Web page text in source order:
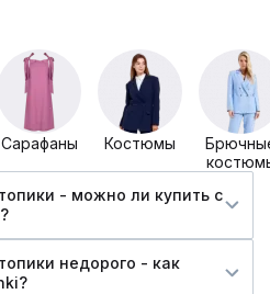
Сарафаны Костюмы
- можно ли купить c
недорого - как